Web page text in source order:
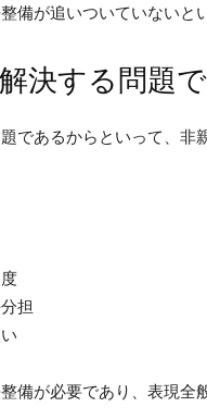
備が追いついていないと
決する問題
であるからといって、
担
備が必要であり、表現